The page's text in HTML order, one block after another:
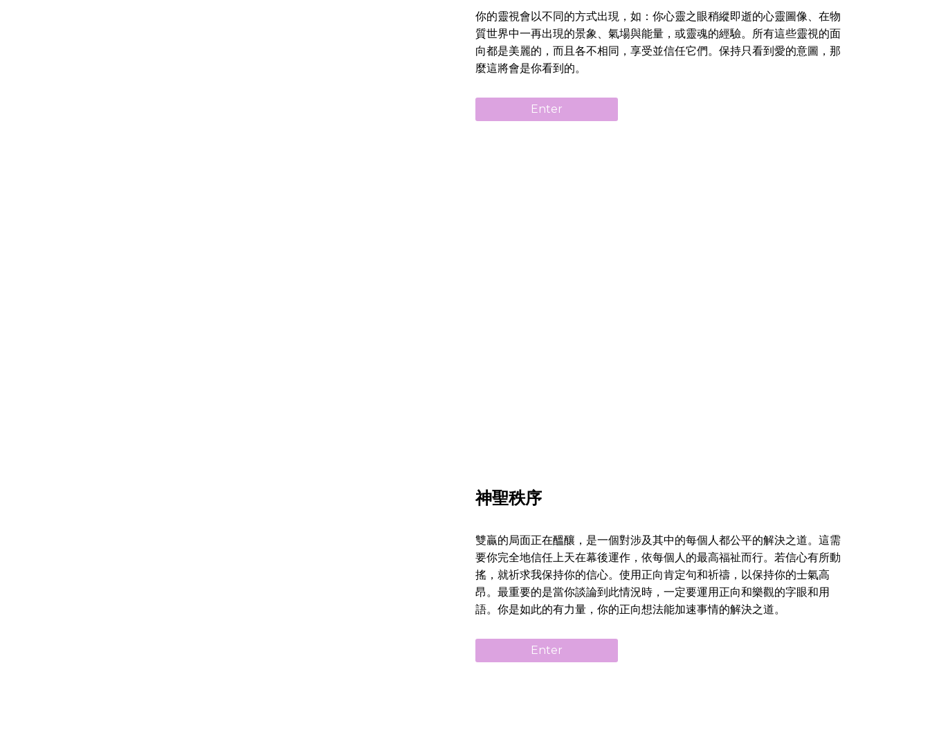
你的靈視會以不同的方式出現，如：你心靈之眼稍縱即逝的心靈圖像、在物
質世界中一再出現的景象、氣場與能量，或靈魂的經驗。所有這些靈視的面
向都是美麗的，而且各不相同，享受並信任它們。保持只看到愛的意圖，那
麼這將會是你看到的。
Enter
神聖秩序
雙贏的局面正在醞釀，是一個對涉及其中的每個人都公平的解決之道。這需
要你完全地信任上天在幕後運作，依每個人的最高福祉而行。若信心有所動
搖，就祈求我保持你的信心。使用正向肯定句和祈禱，以保持你的士氣高
昂。最重要的是當你談論到此情況時，一定要運用正向和樂觀的字眼和用
語。你是如此的有力量，你的正向想法能加速事情的解決之道。
Enter